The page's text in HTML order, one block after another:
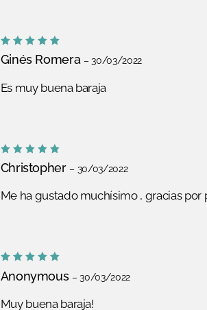
Valorado
con5de
Ginés Romera – 30/03/2022
Es muy buena baraja
Valorado
con5de
Christopher – 30/03/2022
Me ha gustado muchísimo , gracias
Valorado
con5de
Anonymous – 30/03/2022
Muy buena baraja!